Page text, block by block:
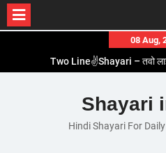
content
08 Aug,
Two Line✌️Shayari – तवो
Romantic Love😽Status –
Love🥳Poetry In Hindi –
1 Line☝️Shayari In Hindi – १
Shayari
Hindi Shayari For